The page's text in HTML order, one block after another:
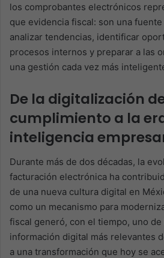
los comprobantes electrónicos
que evidencia fiscal: son una
analizar tendencias, identificar
procesos internos y preparar a las
una gestión cada vez más
De la digitalización
cumplimiento a la
inteligencia
Durante más de dos décadas, la
facturación electrónica ha
de una nueva cultura digital en
como un mecanismo para
fiscal generó, con el tiempo, uno
información digital más relevantes
a una transformación que hoy se